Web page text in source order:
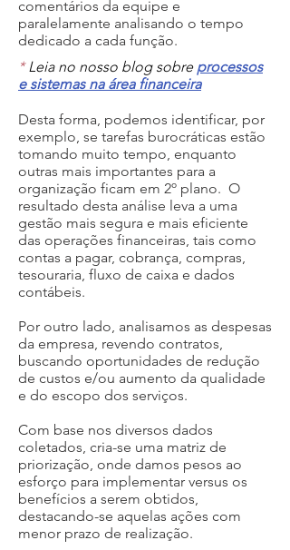
comentários da equipe e
paralelamente analisando o tempo
dedicado a cada função.
*Leia no nosso blog sobre processos
e sistemas na área financeira
Desta forma, podemos identificar, por
exemplo, se tarefas burocráticas estão
tomando muito tempo, enquanto
outras mais importantes para a
organização ficam em 2º plano. O
resultado desta análise leva a uma
gestão mais segura e mais eficiente
das operações financeiras, tais como
contas a pagar, cobrança, compras,
tesouraria, fluxo de caixa e dados
contábeis.
Por outro lado, analisamos as despesas
da empresa, revendo contratos,
buscando oportunidades de redução
de custos e/ou aumento da qualidade
e do escopo dos serviços.
Com base nos diversos dados
coletados, cria-se uma matriz de
priorização, onde damos pesos ao
esforço para implementar versus os
benefícios a serem obtidos,
destacando-se aquelas ações com
menor prazo de realização.